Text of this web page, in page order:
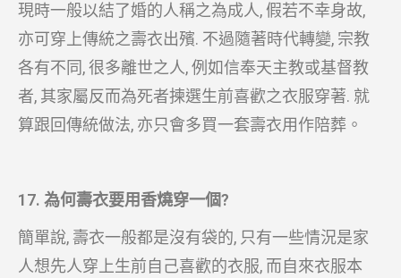
現時一般以結了婚的人稱之為成人, 假若不幸身故,
亦可穿上傳統之壽衣出殯. 不過隨著時代轉變, 宗教
各有不同, 很多離世之人, 例如信奉天主教或基督教
者, 其家屬反而為死者揀選生前喜歡之衣服穿著. 就
算跟回傳統做法, 亦只會多買一套壽衣用作陪葬。
17. 為何壽衣要用香燒穿一個?
簡單說, 壽衣一般都是沒有袋的, 只有一些情況是家
人想先人穿上生前自己喜歡的衣服, 而自來衣服本